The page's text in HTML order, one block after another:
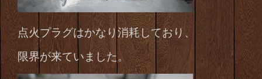
点火プラグはかなり消耗しており、
限界が来ていました。